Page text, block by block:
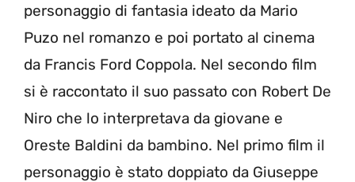
personaggio di fantasia ideato da Mario
Puzo nel romanzo e poi portato al cinema
da Francis Ford Coppola. Nel secondo film
si è raccontato il suo passato con Robert De
Niro che lo interpretava da giovane e
Oreste Baldini da bambino. Nel primo film il
personaggio è stato doppiato da Giuseppe